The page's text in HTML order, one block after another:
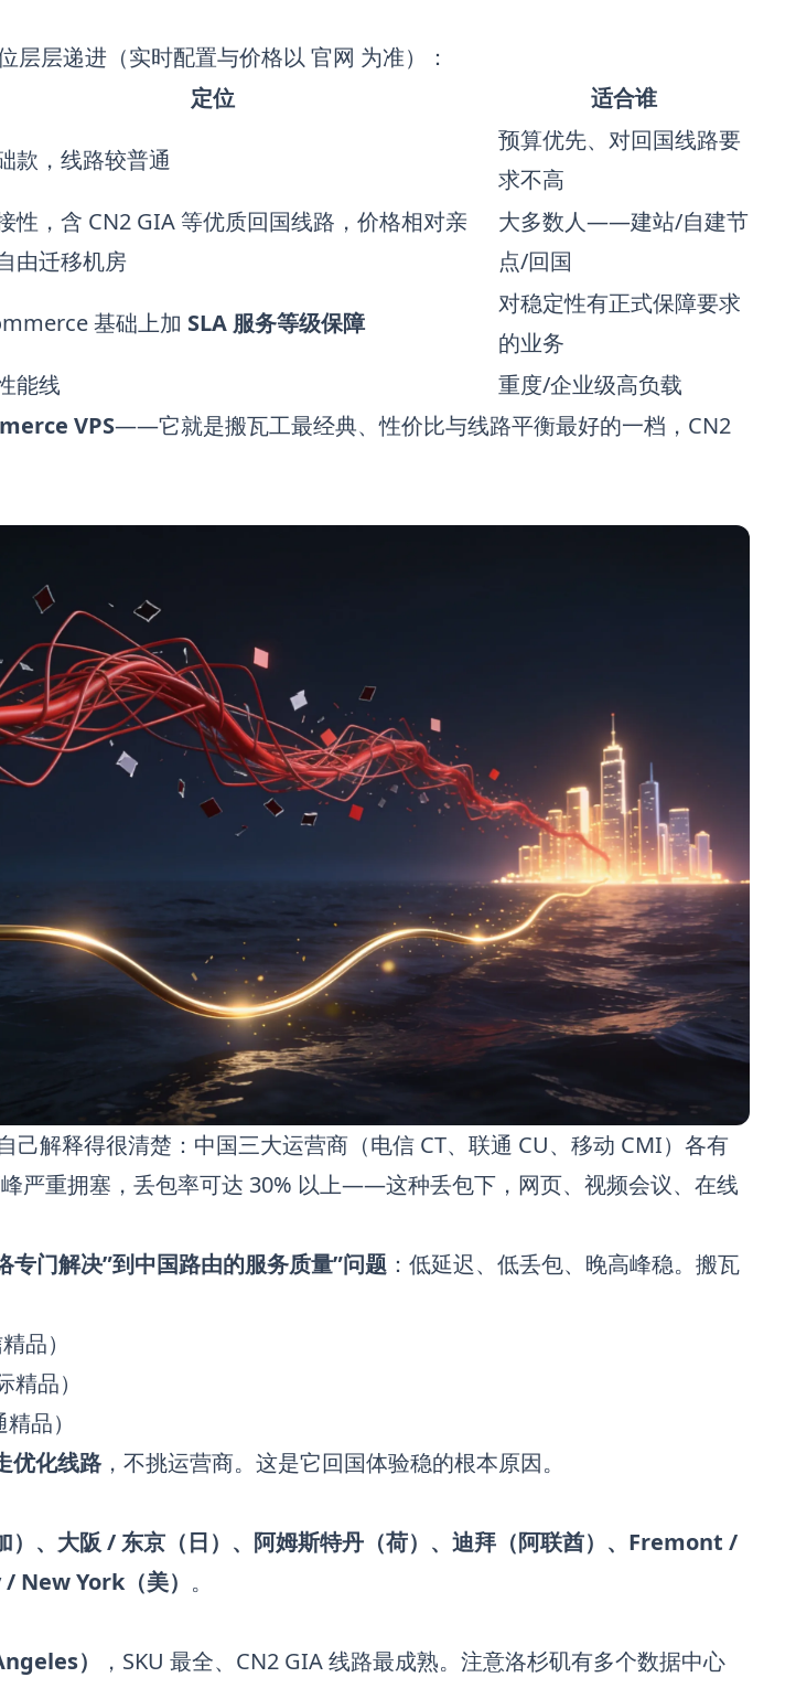
层层递进（实时配置与价格以 官网 为准）：
定位 适合谁
款，线路较普通
预算优先、对回国线路要
求不高
性，含 CN2 GIA 等优质回国线路，价格相对亲
由迁移机房
大多数人——建站/自建节
点/回国
基础上加 SLA 服务等级保障
对稳定性有正式保障要求
的业务
能线
重度/企业级高负载
VPS——它就是搬瓦工最经典、性价比与线路平衡最好的一档，CN2
己解释得很清楚：中国三大运营商（电信 CT、联通 CU、移动 CMI）各有
严重拥塞，丢包率可达 30% 以上——这种丢包下，网页、视频会议、在线
门解决”到中国路由的服务质量”问题 ：低延迟、低丢包、晚高峰稳。搬瓦
品）
精品）
精品）
优化线路，不挑运营商。这是它回国体验稳的根本原因。
）、大阪 / 东京（日）、阿姆斯特丹（荷）、迪拜（阿联酋）、Fremont /
New York（美） 。
）
，SKU 最全、CN2 GIA 线路最成熟。注意洛杉矶有多个数据中心